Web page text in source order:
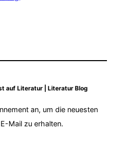
auf Literatur | Literatur Blog
an, um die neuesten
Mail zu erhalten.